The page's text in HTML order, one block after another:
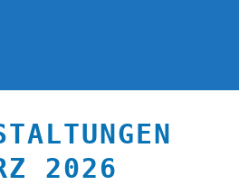
2026